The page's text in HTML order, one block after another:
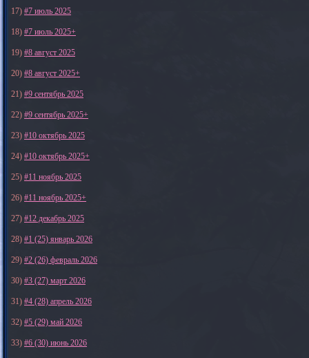
17) #7 июль 2025
18) #7 июль 2025+
19) #8 август 2025
20) #8 август 2025+
21) #9 сентябрь 2025
22) #9 сентябрь 2025+
23) #10 октябрь 2025
24) #10 октябрь 2025+
25) #11 ноябрь 2025
26) #11 ноябрь 2025+
27) #12 декабрь 2025
28) #1 (25) январь 2026
29) #2 (26) февраль 2026
30) #3 (27) март 2026
31) #4 (28) апрель 2026
32) #5 (29) май 2026
33) #6 (30) июнь 2026